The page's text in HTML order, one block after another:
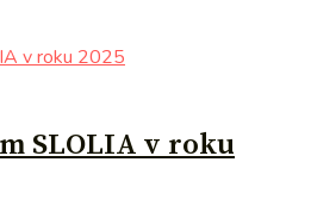
SLOLIA v roku